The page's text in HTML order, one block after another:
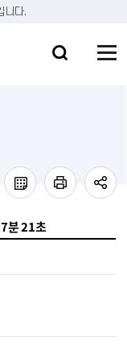
니다.
분 21초